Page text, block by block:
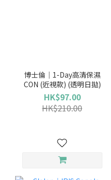
博士倫｜1-Day高清保濕
CON (近視款) (透明日拋)
HK$97.00
HK$210.00